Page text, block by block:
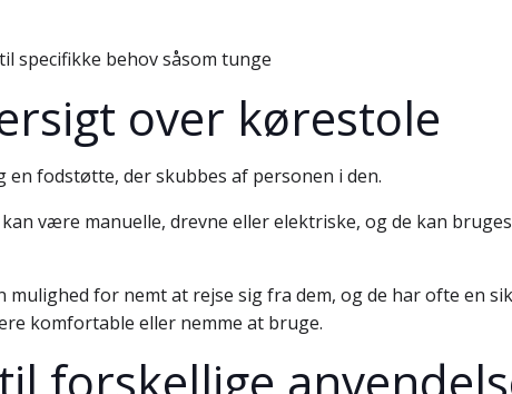
specifikke behov såsom tunge
over kørestole
fodstøtte, der skubbes af personen i den.
være manuelle, drevne eller elektriske, og de kan
for nemt at rejse sig fra dem, og de har ofte en
komfortable eller nemme at bruge.
forskellige